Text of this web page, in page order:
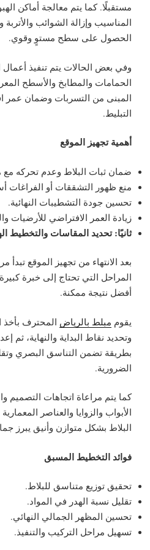
مستقبلًا. كما يتم معالجة أماكن
المناسيب وإزالة الشوائب والأتربة
الحصول على سطح مستوٍ وقوي.
وفي بعض الحالات يتم تنفيذ
الحمامات والمطابخ والأسطح
المبنى من التسربات وضمان عمر
التبليط.
أهمية تجهيز الموقع
ضمان ثبات البلاط وعدم تحركه مع
منع ظهور التشققات أو الفراغات
تحسين جودة التشطيبات النهائية.
زيادة العمر الافتراضي للأرضيات
ثانيًا: تحديد المقاسات والتخطيط
بعد الانتهاء من تجهيز الموقع
المراحل التي تحتاج إلى خبرة
أفضل نتيجة ممكنة.
يقوم مبلط بالرياض المحترف بأخذ
وتحديد نقاط البداية والنهاية، ثم
بطريقة تضمن التناسق البصري
الضرورية.
كما يتم مراعاة اتجاهات التصميم
الأبواب والزوايا والعناصر
البلاط بشكل متوازن وأنيق يبرز
فوائد التخطيط المسبق
تحقيق توزيع متناسق للبلاط.
تقليل نسبة الهدر في المواد.
تحسين المظهر الجمالي النهائي.
تسهيل مراحل التركيب والتنفيذ.